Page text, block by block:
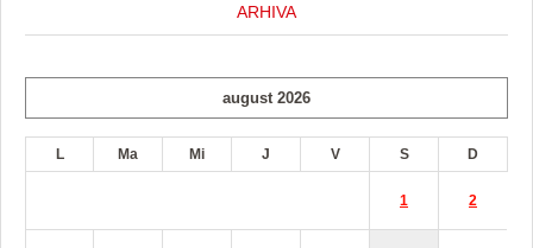
ARHIVA
august 2026
L Ma Mi J V S D
1 2